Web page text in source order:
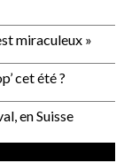
miraculeux »
cet été ?
en Suisse